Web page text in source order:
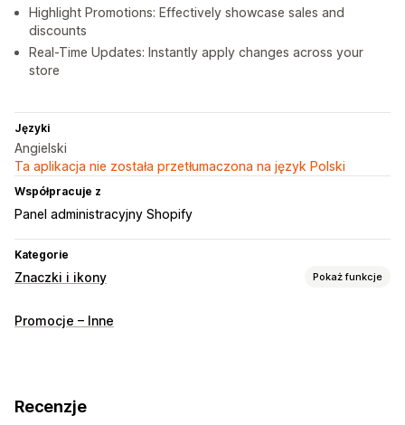
Highlight Promotions: Effectively showcase sales and
discounts
Real-Time Updates: Instantly apply changes across your
store
Języki
Angielski
Ta aplikacja nie została przetłumaczona na język Polski
Współpracuje z
Panel administracyjny Shopify
Kategorie
Znaczki i ikony Pokaż funkcje
Typy ikon
Animacje Kolory
Promocje – Inne
Recenzje